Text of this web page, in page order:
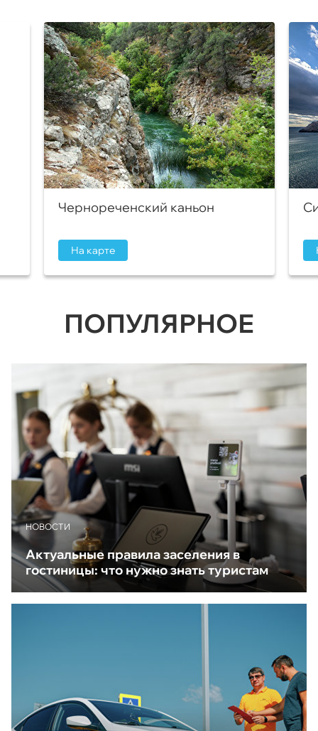
Чернореченский каньон
На карте
ПОПУЛЯРНОЕ
НОВОСТИ
Актуальные правила заселения в
гостиницы: что нужно знать туристам